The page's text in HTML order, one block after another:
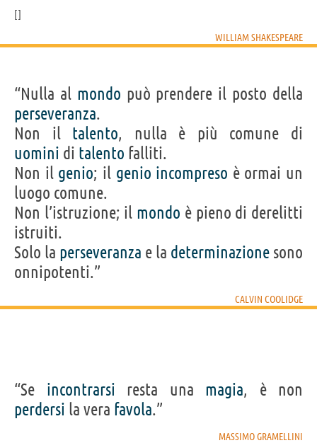
WILLIAM SHAKESPEARE
“Nulla al mondo può prendere il posto della
perseveranza.
Non il talento, nulla è più comune di
uomini di talento falliti.
Non il genio; il genio incompreso è ormai un
luogo comune.
Non l’istruzione; il mondo è pieno di derelitti
istruiti.
Solo la perseveranza e la determinazione sono
onnipotenti.”
CALVIN COOLIDGE
“Se incontrarsi resta una magia, è non
perdersi la vera favola.”
MASSIMO GRAMELLINI